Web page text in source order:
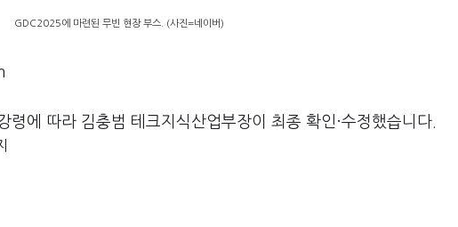
GDC2025에 마련된 무빈 현장 부스. (사진=네이버)
에 따라 김충범 테크지식산업부장이 최종 확인·수정했습니다.